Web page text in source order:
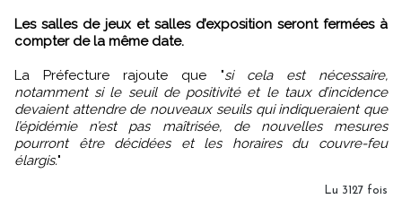
Les salles de jeux et salles d’exposition seront fermées à
compter de la même date.
La Préfecture rajoute que "si cela est nécessaire,
notamment si le seuil de positivité et le taux d’incidence
devaient attendre de nouveaux seuils qui indiqueraient que
l’épidémie n’est pas maîtrisée, de nouvelles mesures
pourront être décidées et les horaires du couvre-feu
élargis."
Lu 3127 fois